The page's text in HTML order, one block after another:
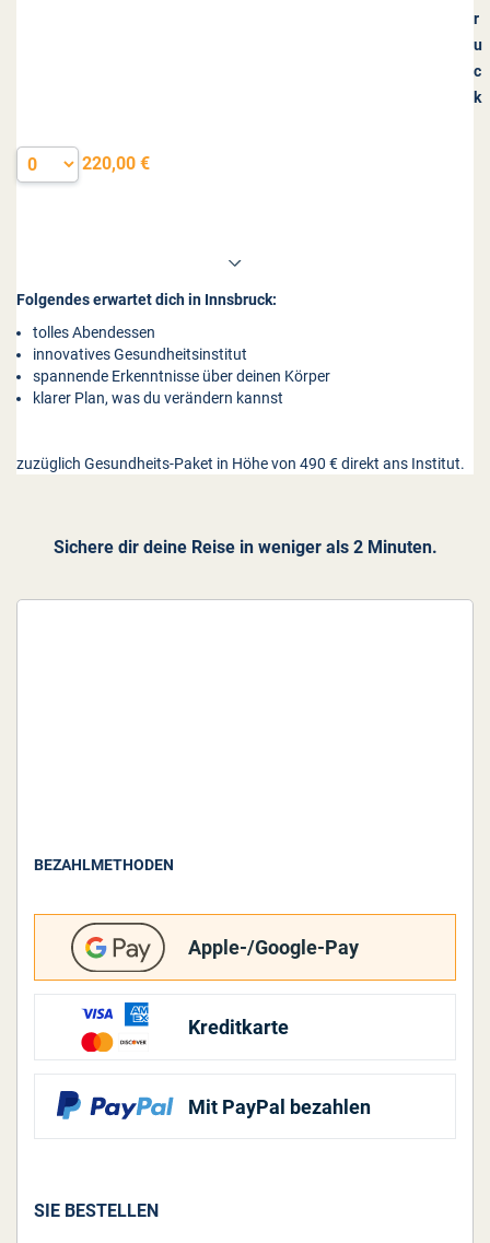
r
u
c
k
220,00 €
Folgendes erwartet dich in Innsbruck:
tolles Abendessen
innovatives Gesundheitsinstitut
spannende Erkenntnisse über deinen Körper
klarer Plan, was du verändern kannst
zuzüglich Gesundheits-Paket in Höhe von 490 € direkt ans Institut.
Sichere dir deine Reise in weniger als 2 Minuten.
BEZAHLMETHODEN
Apple-/Google-Pay
Kreditkarte
Mit PayPal bezahlen
SIE BESTELLEN